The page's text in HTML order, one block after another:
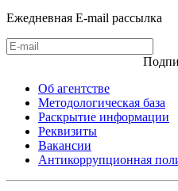
Ежедневная E-mail рассылка
Об агентстве
Методологическая база
Раскрытие информации
Реквизиты
Вакансии
Антикоррупционная